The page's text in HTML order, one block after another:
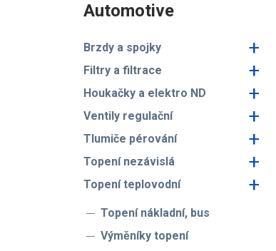
Automotive
Brzdy a spojky +
Filtry a filtrace +
Houkačky a elektro ND +
Ventily regulační +
Tlumiče pérování +
Topení nezávislá +
Topení teplovodní +
Topení nákladní, bus
Výměníky topení